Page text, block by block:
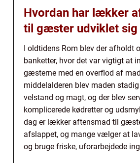
Hvordan har lækker
til gæster udviklet sig
I oldtidens Rom blev der afholdt
banketter, hvor det var vigtigt at
gæsterne med en overflod af
middelalderen blev maden
velstand og magt, og der blev
komplicerede kødretter og
dag er lækker aftensmad til
afslappet, og mange vælger at
og bruge friske, uforarbejdede